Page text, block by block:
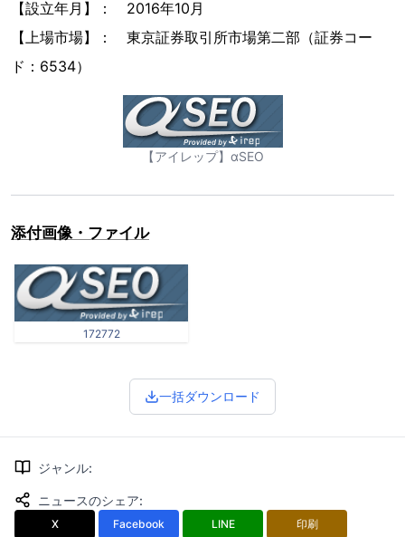
【設立年月】： 2016年10月
【上場市場】： 東京証券取引所市場第二部（証券コー
ド：6534）
【アイレップ】αSEO
添付画像・ファイル
172772
一括ダウンロード
ジャンル:
ニュースのシェア:
X Facebook LINE 印刷